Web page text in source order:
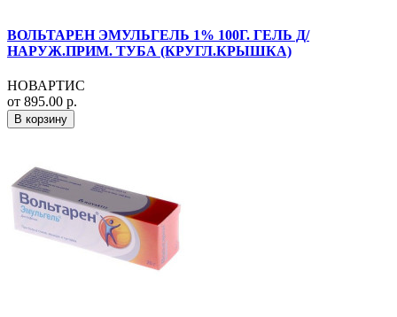
ВОЛЬТАРЕН ЭМУЛЬГЕЛЬ 1% 100Г. ГЕЛЬ Д/
НАРУЖ.ПРИМ. ТУБА (КРУГЛ.КРЫШКА)
НОВАРТИС
от 895.00 р.
В корзину